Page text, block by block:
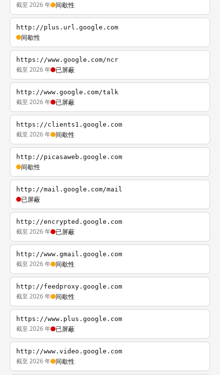
截至 2026 年 间歇性
http://plus.url.google.com
间歇性
https://www.google.com/ncr
截至 2026 年 已屏蔽
http://www.google.com/talk
截至 2026 年 已屏蔽
https://clients1.google.com
截至 2026 年 间歇性
http://picasaweb.google.com
间歇性
http://mail.google.com/mail
已屏蔽
http://encrypted.google.com
截至 2026 年 已屏蔽
http://www.gmail.google.com
截至 2026 年 间歇性
http://feedproxy.google.com
截至 2026 年 间歇性
https://www.plus.google.com
截至 2026 年 已屏蔽
http://www.video.google.com
截至 2026 年 间歇性